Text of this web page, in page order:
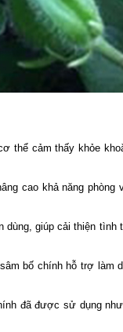
thể cảm thấy khỏe
cao khả năng
giúp cải thiện tình
bố chính hỗ trợ làm
đã được sử dụng